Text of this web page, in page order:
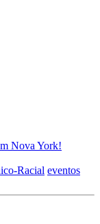
Nova York!
Racial eventos